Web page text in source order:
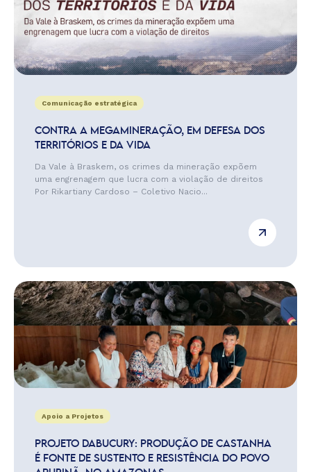
Comunicação estratégica
CONTRA A MEGAMINERAÇÃO, EM DEFESA DOS
TERRITÓRIOS E DA VIDA
Da Vale à Braskem, os crimes da mineração expõem
uma engrenagem que lucra com a violação de direitos
Por Rikartiany Cardoso – Coletivo Nacio...
Apoio a Projetos
PROJETO DABUCURY: PRODUÇÃO DE CASTANHA
É FONTE DE SUSTENTO E RESISTÊNCIA DO POVO